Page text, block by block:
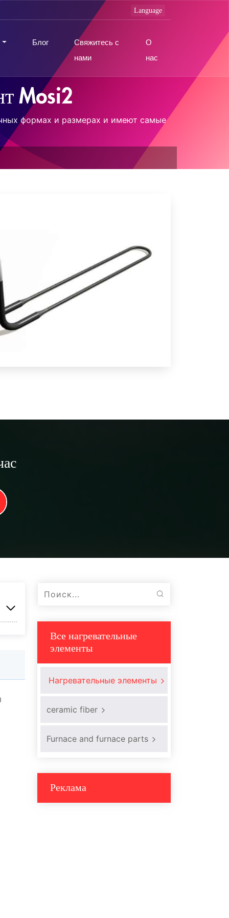
Блог
Свяжитесь с
нами
О
нас
Mosi2
формах и размерах и имеют самые
Все нагревательные
элементы
Нагревательные элементы
ceramic fiber
Furnace and furnace parts
Реклама